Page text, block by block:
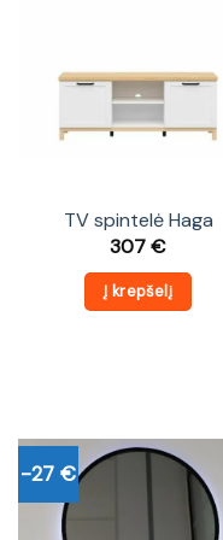
TV spintelė Haga
307€
Į krepšelį
-27 €